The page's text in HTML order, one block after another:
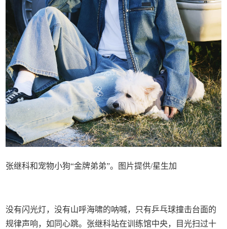
张继科和宠物小狗“金牌弟弟”。图片提供/星生加
没有闪光灯，没有山呼海啸的呐喊，只有乒乓球撞击台面的
规律声响，如同心跳。张继科站在训练馆中央，目光扫过十